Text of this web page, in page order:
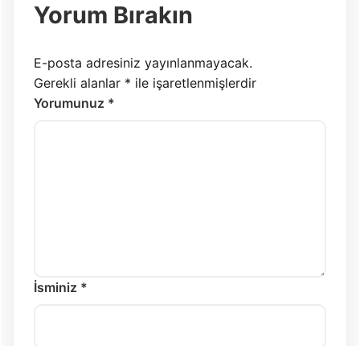
Yorum Bırakın
E-posta adresiniz yayınlanmayacak.
Gerekli alanlar * ile işaretlenmişlerdir
Yorumunuz *
İsminiz *